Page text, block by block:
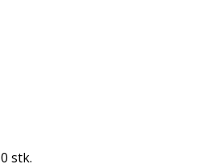
stk.